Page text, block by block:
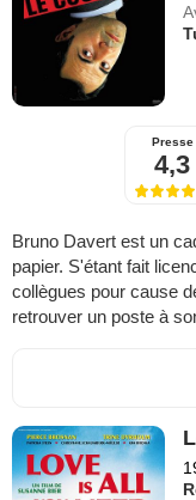
Presse
4,3
Bruno Davert est un
papier. S'étant fait
collègues pour cause
retrouver un poste à